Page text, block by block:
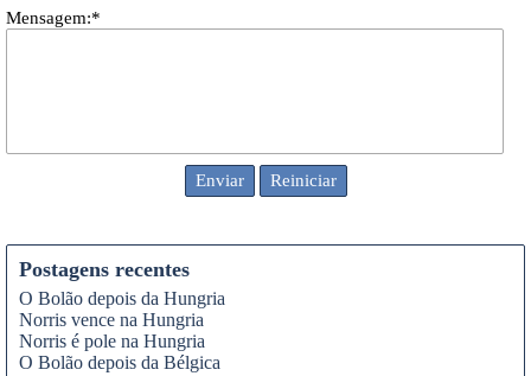
Mensagem:*
Postagens recentes
O Bolão depois da Hungria
Norris vence na Hungria
Norris é pole na Hungria
O Bolão depois da Bélgica